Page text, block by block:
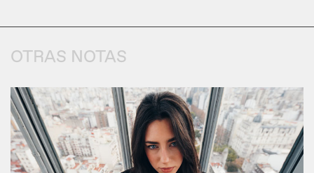
OTRAS NOTAS